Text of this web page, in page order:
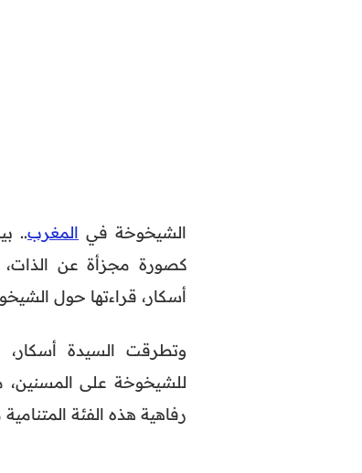
الشيخوخة في المغرب..
كصورة مجزأة عن الذات،
أسكار، قراءتها حول
وتطرقت السيدة أسكار،
للشيخوخة على المسنين،
رفاهية هذه الفئة